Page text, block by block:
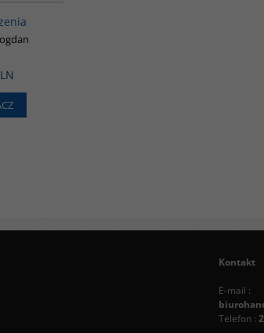
Kontakt
E-mail :
Telefon :